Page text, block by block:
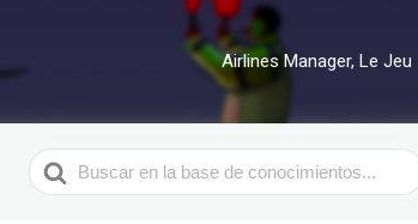
Airlines Manager, Le Jeu
Search
For